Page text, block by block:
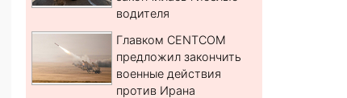
водителя
Главком CENTCOM
предложил закончить
военные действия
против Ирана